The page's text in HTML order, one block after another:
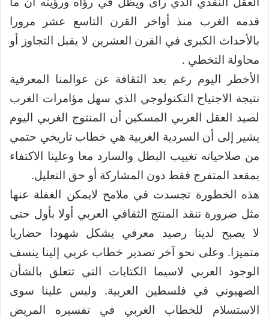
قدمه الغرب منذ أواخر القرن التاسع عشر مرورا
بالأحداث الكبرى في القرن العشرين لا يقبل التجاوز أو
محاولة التخطي .
الأخطر اليوم رغم بعد الثقافة عن عوالمنا المعرفية
نتيجة الاجتياح التكنولوجي الذي سهل مؤامرات الغرب
لصيد العقل العربي المسكين أن المنتوج الغربي اليوم
يشير إلى أن السردية الغربية هي خطاب تاريخي حتمي
من صلاحياته تغييب البطل والسارد معا وعلينا الاكتفاء
بمقعد المتفرج فقط دون المشاركة أو حق التعليل.
هذه الخطورة تجسدت في ملامح لايمكن الغفلة عنها
مثل ضرورة ننقد المنتج الثقافي العربي أولا بأول حتى
لا يصبح لدينا رصيد معرفي يشكل شهودا حضاريا
متميزا. وعلى نحو آخر تصدير خطاب غربي إلينا ينسف
الوجود العربي لاسيما الكتابات التي تتعلق بالشأن
الصهيوني في فلسطين العربية. وليس علينا سوى
الاستسلام للخطاب الغربي في تفسيره المريض